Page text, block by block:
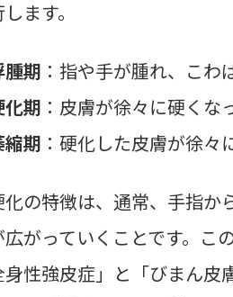
ます。
腫期 ：指や手が腫れ、こわ
化期 ：皮膚が徐々に硬くな
縮期 ：硬化した皮膚が徐々
の特徴は、通常、手指か
がっていくことです。こ
性強皮症」と「びまん皮